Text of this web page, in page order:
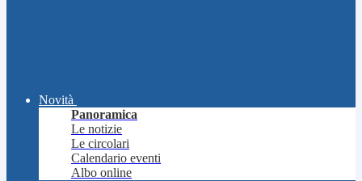
Novità
Panoramica
Le notizie
Le circolari
Calendario eventi
Albo online